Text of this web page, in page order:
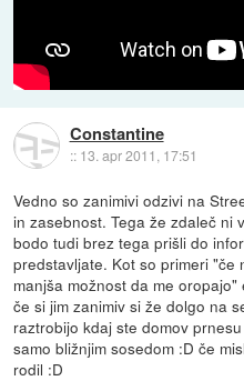
Constantine
:: 13. apr 2011, 17:51
Vedno so zanimivi odzivi na
in zasebnost. Tega že zdaleč ni
bodo tudi brez tega prišli do
predstavljate. Kot so primeri "če
manjša možnost da me
če si jim zanimiv si že dolgo na
raztrobijo kdaj ste domov
samo bližnjim sosedom :D če
rodil :D